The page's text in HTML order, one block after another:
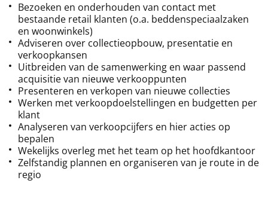
Bezoeken en onderhouden van contact met
bestaande retail klanten (o.a. beddenspeciaalzaken
en woonwinkels)
Adviseren over collectieopbouw, presentatie en
verkoopkansen
Uitbreiden van de samenwerking en waar passend
acquisitie van nieuwe verkooppunten
Presenteren en verkopen van nieuwe collecties
Werken met verkoopdoelstellingen en budgetten per
klant
Analyseren van verkoopcijfers en hier acties op
bepalen
Wekelijks overleg met het team op het hoofdkantoor
Zelfstandig plannen en organiseren van je route in de
regio